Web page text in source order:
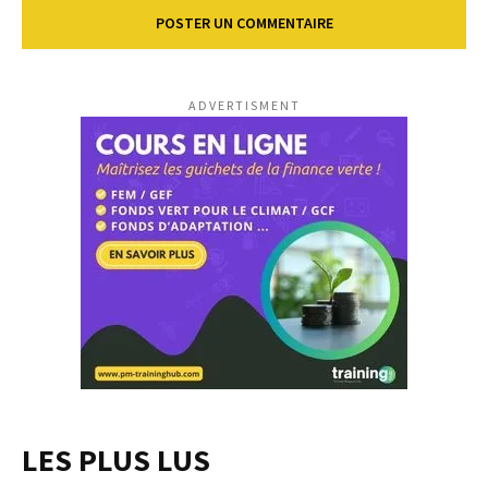
ADVERTISMENT
LES PLUS LUS